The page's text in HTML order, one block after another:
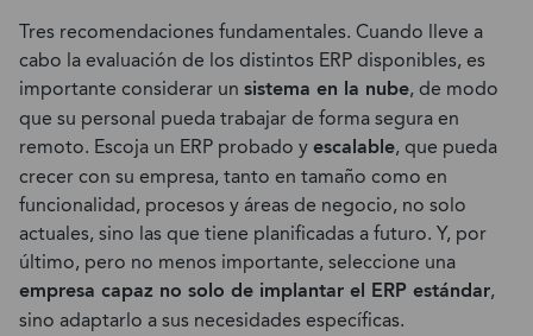
Tres recomendaciones fundamentales. Cuando lleve a
cabo la evaluación de los distintos ERP disponibles, es
importante considerar un sistema en la nube, de modo
que su personal pueda trabajar de forma segura en
remoto. Escoja un ERP probado yescalable, que pueda
crecer con su empresa, tanto en tamaño como en
funcionalidad, procesos y áreas de negocio, no solo
actuales, sino las que tiene planificadas a futuro. Y, por
último, pero no menos importante, seleccione una
empresa capaz no solo de implantar el ERP estándar,
sino adaptarlo a sus necesidades específicas.